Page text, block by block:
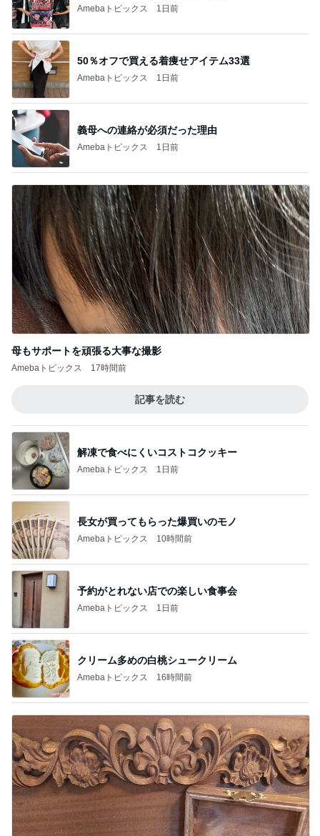
Amebaトピックス 1日前
50％オフで買える着痩せアイテム33選
Amebaトピックス 1日前
義母への連絡が必須だった理由
Amebaトピックス 1日前
母もサポートを頑張る大事な撮影
Amebaトピックス 17時間前
記事を読む
解凍で食べにくいコストコクッキー
Amebaトピックス 1日前
長女が買ってもらった爆買いのモノ
Amebaトピックス 10時間前
予約がとれない店での楽しい食事会
Amebaトピックス 1日前
クリーム多めの白桃シュークリーム
Amebaトピックス 16時間前